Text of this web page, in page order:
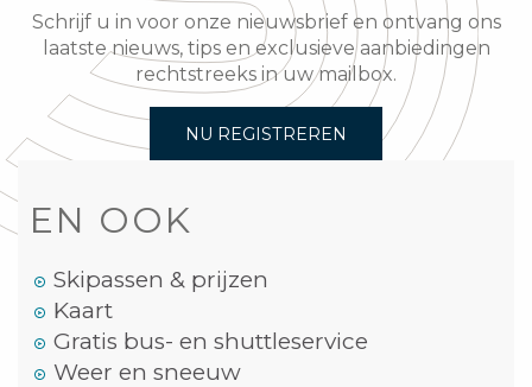
Schrijf u in voor onze nieuwsbrief en ontvang ons
laatste nieuws, tips en exclusieve aanbiedingen
rechtstreeks in uw mailbox.
NU REGISTREREN
EN OOK
Skipassen & prijzen
Kaart
Gratis bus- en shuttleservice
Weer en sneeuw